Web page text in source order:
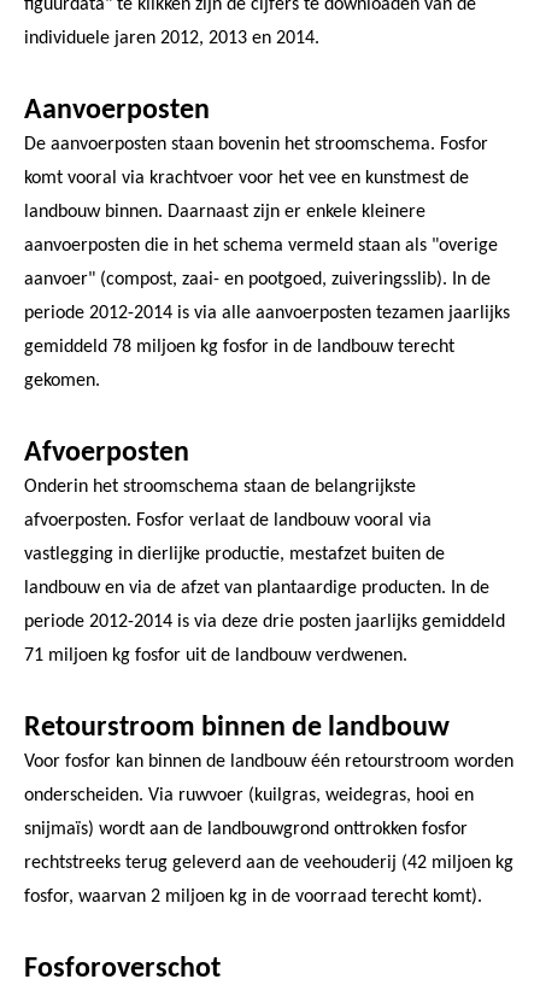
figuurdata" te klikken zijn de cijfers te downloaden van de
individuele jaren 2012, 2013 en 2014.
Aanvoerposten
De aanvoerposten staan bovenin het stroomschema. Fosfor
komt vooral via krachtvoer voor het vee en kunstmest de
landbouw binnen. Daarnaast zijn er enkele kleinere
aanvoerposten die in het schema vermeld staan als "overige
aanvoer" (compost, zaai- en pootgoed, zuiveringsslib). In de
periode 2012-2014 is via alle aanvoerposten tezamen jaarlijks
gemiddeld 78 miljoen kg fosfor in de landbouw terecht
gekomen.
Afvoerposten
Onderin het stroomschema staan de belangrijkste
afvoerposten. Fosfor verlaat de landbouw vooral via
vastlegging in dierlijke productie, mestafzet buiten de
landbouw en via de afzet van plantaardige producten. In de
periode 2012-2014 is via deze drie posten jaarlijks gemiddeld
71 miljoen kg fosfor uit de landbouw verdwenen.
Retourstroom binnen de landbouw
Voor fosfor kan binnen de landbouw één retourstroom worden
onderscheiden. Via ruwvoer (kuilgras, weidegras, hooi en
snijmaïs) wordt aan de landbouwgrond onttrokken fosfor
rechtstreeks terug geleverd aan de veehouderij (42 miljoen kg
fosfor, waarvan 2 miljoen kg in de voorraad terecht komt).
Fosforoverschot